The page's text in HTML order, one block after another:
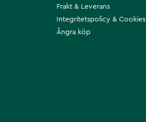
Frakt & Leverans
Integritetspolicy & Cookies
Ångra köp